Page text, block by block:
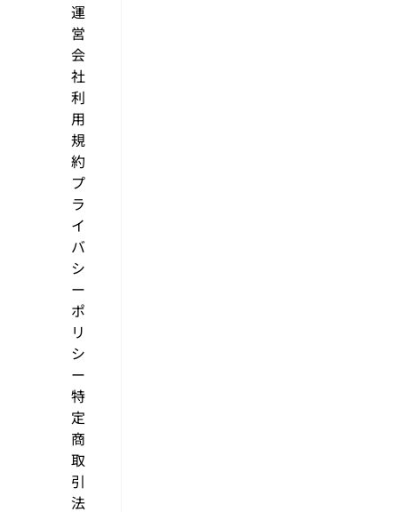
運
営
会
社
利
用
規
約
プ
ラ
イ
バ
シ
ー
ポ
リ
シ
ー
特
定
商
取
引
法